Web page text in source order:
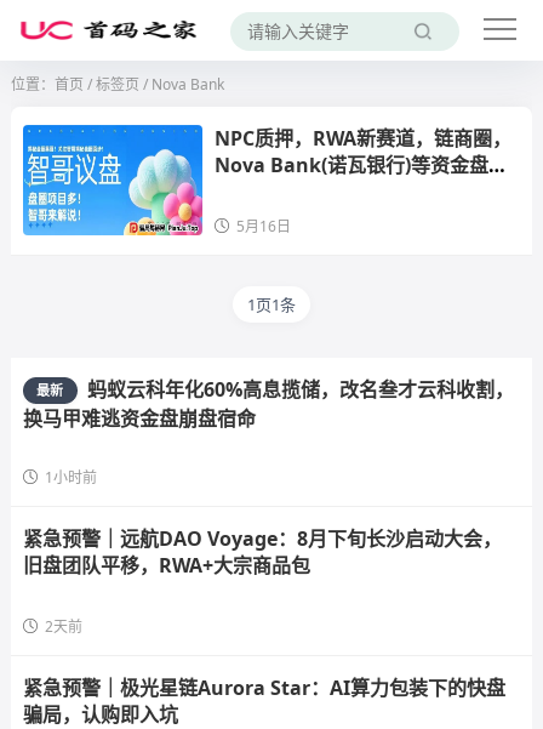
位置： 首页 /标签页 / Nova Bank
NPC质押，RWA新赛道，链商圈，
Nova Bank(诺瓦银行)等资金盘项
5月16日
1页1条
最新
蚂蚁云科年化60%高息揽储，改名叁才云科收割，
换马甲难逃资金盘崩盘宿命
1小时前
紧急预警｜远航DAO Voyage：8月下旬长沙启动大会，
旧盘团队平移，RWA+大宗商品包
2天前
紧急预警｜极光星链Aurora Star：AI算力包装下的快盘
骗局，认购即入坑